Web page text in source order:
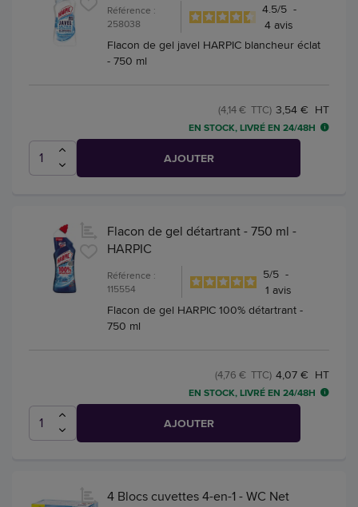
Référence :
258038
4.5/5 -
4avis
Flacon de gel javel HARPIC blancheur éclat
- 750 ml
3,54 € HT
(4,14 € TTC)
EN STOCK, LIVRÉ EN 24/48H
AJOUTER
Flacon de gel détartrant - 750 ml -
HARPIC
Référence :
115554
5/5 -
1 avis
Flacon de gel HARPIC 100% détartrant -
750 ml
4,07 € HT
(4,76 € TTC)
EN STOCK, LIVRÉ EN 24/48H
AJOUTER
4 Blocs cuvettes 4-en-1 - WC Net